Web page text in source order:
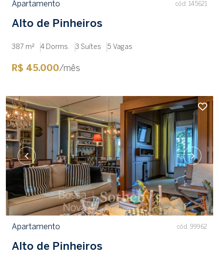
Apartamento cód. 145621
Alto de Pinheiros
387 m² 4 Dorms. 3 Suítes 5 Vagas
R$ 45.000/mês
Apartamento cód. 99962
Alto de Pinheiros